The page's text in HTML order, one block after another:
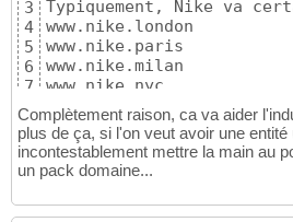
3
4
5
6
7
Typiquement, Nike va
www.nike.london
www.nike.paris
www.nike.milan
www.nike.nyc
Complètement raison, ca va aider
plus de ça, si l'on veut avoir une entité
incontestablement mettre la main au
un pack domaine...